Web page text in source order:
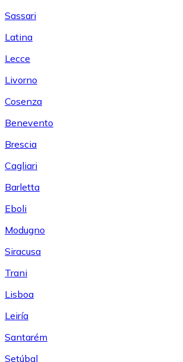
Sassari
Latina
Lecce
Livorno
Cosenza
Benevento
Brescia
Cagliari
Barletta
Eboli
Modugno
Siracusa
Trani
Lisboa
Leiría
Santarém
Setúbal